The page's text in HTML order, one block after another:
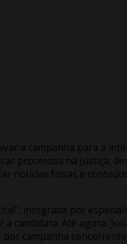
a campanha para a
processos na Justiça,
notícias falsas e
integrada por
candidata. Até agora,
campanha